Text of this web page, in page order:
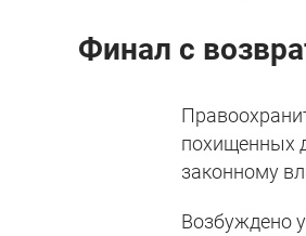
Финал с
похищенных
законному
Возбуждено